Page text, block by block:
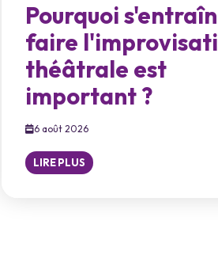
Pourquoi
faire
théâtrale est
important ?
6 août 2026
LIRE PLUS